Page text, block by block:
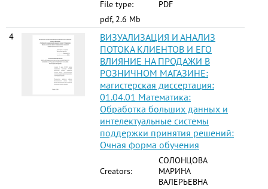
File type:
PDF
pdf, 2.6 Mb
4
ВИЗУАЛИЗАЦИЯ И АНАЛИЗ
ПОТОКА КЛИЕНТОВ И ЕГО
ВЛИЯНИЕ НА ПРОДАЖИ В
РОЗНИЧНОМ МАГАЗИНЕ:
магистерская диссертация:
01.04.01 Математика:
Обработка больших данных и
интелектуальные системы
поддержки принятия решений:
Очная форма обучения
Creators:
СОЛОНЦОВА
МАРИНА
ВАЛЕРЬЕВНА